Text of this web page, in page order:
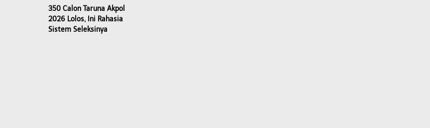
350 Calon Taruna Akpol
2026 Lolos, Ini Rahasia
Sistem Seleksinya